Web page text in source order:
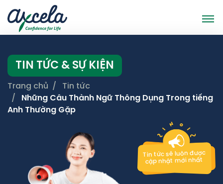
TIN TỨC & SỰ KIỆN
Trang chủ
Tin tức
Những Câu Thành Ngữ Thông Dụng Trong tiếng
Anh Thường Gặp
Tin tức sẽ luôn được
cập nhật mới nhất